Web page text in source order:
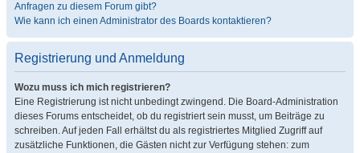
Anfragen zu diesem Forum gibt?
Wie kann ich einen Administrator des Boards kontaktieren?
Registrierung und Anmeldung
Wozu muss ich mich registrieren?
Eine Registrierung ist nicht unbedingt zwingend. Die Board-Administration
dieses Forums entscheidet, ob du registriert sein musst, um Beiträge zu
schreiben. Auf jeden Fall erhältst du als registriertes Mitglied Zugriff auf
zusätzliche Funktionen, die Gästen nicht zur Verfügung stehen: zum